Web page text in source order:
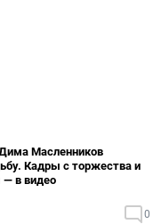
Масленников
Кадры с торжества и
— в видео
0